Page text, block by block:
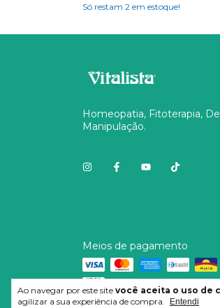
Ao navegar por este site você aceita o uso de
agilizar a sua experiência de compra.
Entendi
Só restam 2 em estoque!
Homeopatia, Fitoterapia,
Manipulação.
Meios de pagamento